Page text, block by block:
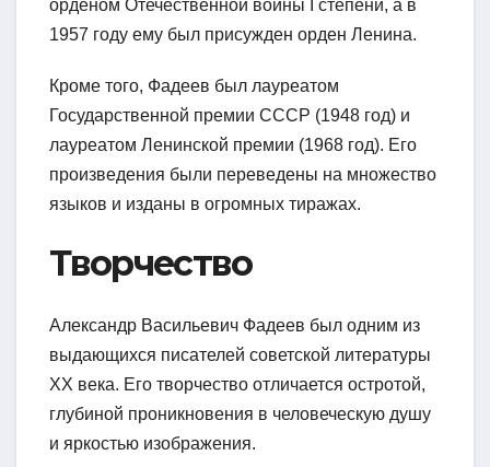
орденом Отечественной войны I степени, а в
1957 году ему был присужден орден Ленина.
Кроме того, Фадеев был лауреатом
Государственной премии СССР (1948 год) и
лауреатом Ленинской премии (1968 год). Его
произведения были переведены на множество
языков и изданы в огромных тиражах.
Творчество
Александр Васильевич Фадеев был одним из
выдающихся писателей советской литературы
XX века. Его творчество отличается остротой,
глубиной проникновения в человеческую душу
и яркостью изображения.